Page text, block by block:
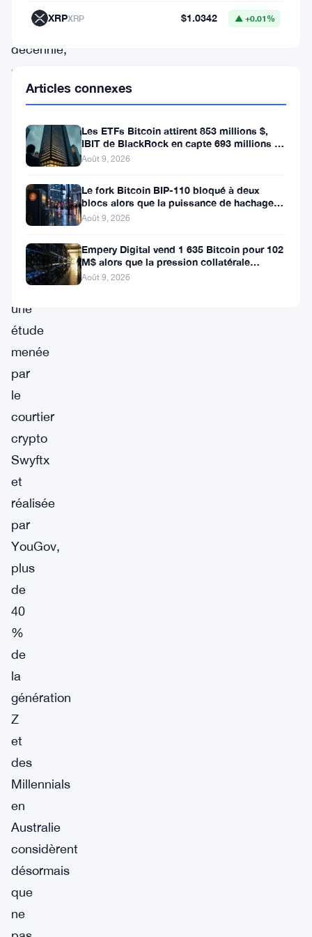
décennie,
soulignant
l’influence
des
actifs
sur
les
décisions
financières.
Selon
une
étude
menée
par
le
courtier
crypto
Swyftx
et
réalisée
par
YouGov,
plus
de
40
%
de
la
génération
Z
et
des
Millennials
en
Australie
considèrent
désormais
que
ne
XRPXRP $1.0342 ▲ +0.01%
Articles connexes
Les ETFs Bitcoin attirent 853 millions $,
IBIT de BlackRock en capte 693 millions en
une semaine
Août 9, 2026
Le fork Bitcoin BIP-110 bloqué à deux
blocs alors que la puissance de hachage
se fait rare
Août 9, 2026
Empery Digital vend 1 635 Bitcoin pour 102
M$ alors que la pression collatérale
s’intensifie
Août 9, 2026